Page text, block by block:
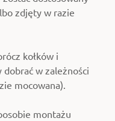
zdjęty w razie
kołków i
w zależności
mocowana).
montażu